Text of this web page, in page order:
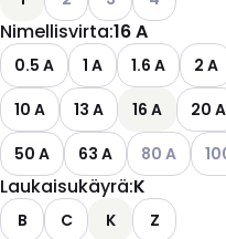
Nimellisvirta:16 A
0.5 A 1 A 1.6 A 2 A
10 A
13 A 16 A 20 A
50 A
63 A Katso
80 A
Laukaisukäyrä:K
B C K Z